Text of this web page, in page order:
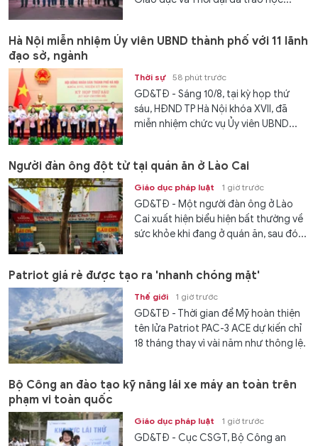
Hà Nội miễn nhiệm Ủy viên UBND thành phố với 11 lãnh
đạo sở, ngành
Thời sự 58 phút trước
GD&TĐ - Sáng 10/8, tại kỳ họp thứ
sáu, HĐND TP Hà Nội khóa XVII, đã
miễn nhiệm chức vụ Ủy viên UBND...
Người đàn ông đột tử tại quán ăn ở Lào Cai
Giáo dục pháp luật 1 giờ trước
GD&TĐ - Một người đàn ông ở Lào
Cai xuất hiện biểu hiện bất thường về
sức khỏe khi đang ở quán ăn, sau đó...
Patriot giá rẻ được tạo ra 'nhanh chóng mặt'
Thế giới 1 giờ trước
GD&TĐ - Thời gian để Mỹ hoàn thiện
tên lửa Patriot PAC-3 ACE dự kiến chỉ
18 tháng thay vì vài năm như thông lệ.
Bộ Công an đào tạo kỹ năng lái xe máy an toàn trên
phạm vi toàn quốc
Giáo dục pháp luật 1 giờ trước
GD&TĐ - Cục CSGT, Bộ Công an